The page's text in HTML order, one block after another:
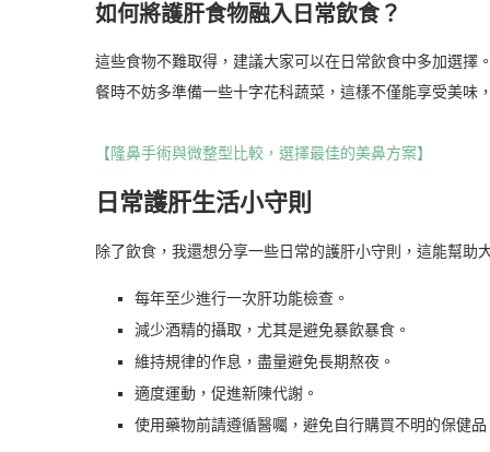
如何將護肝食物融入日常飲食？
這些食物不難取得，建議大家可以在日常飲食中多加選擇
餐時不妨多準備一些十字花科蔬菜，這樣不僅能享受美味
【隆鼻手術與微整型比較，選擇最佳的美鼻方案】
日常護肝生活小守則
除了飲食，我還想分享一些日常的護肝小守則，這能幫助
每年至少進行一次肝功能檢查。
減少酒精的攝取，尤其是避免暴飲暴食。
維持規律的作息，盡量避免長期熬夜。
適度運動，促進新陳代謝。
使用藥物前請遵循醫囑，避免自行購買不明的保健品